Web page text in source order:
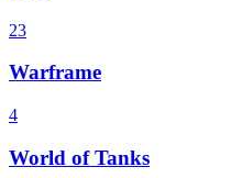
23
Warframe
4
World of Tanks